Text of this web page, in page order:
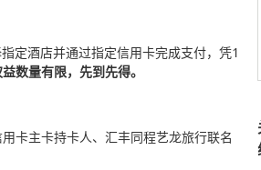
定酒店并通过指定信用卡完成支付，凭1
数量有限，先到先得。
卡主卡持卡人、汇丰同程艺龙旅行联名